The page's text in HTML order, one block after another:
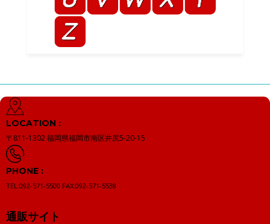
LOCATION :
〒811-1302福岡県福岡市南区井尻5-20-15
PHONE :
TEL:092-571-5500 FAX:092-571-5538
通販サイト